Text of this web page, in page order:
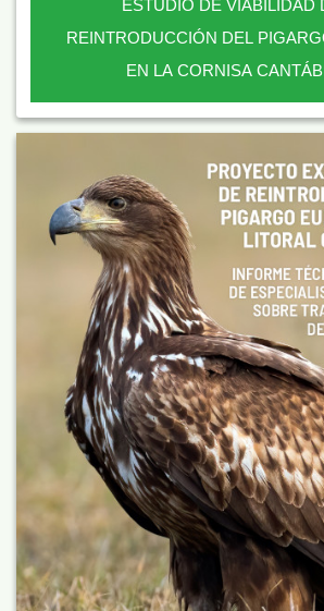
ESTUDIO DE VIABILIDAD
REINTRODUCCIÓN DEL
EN LA CORNISA